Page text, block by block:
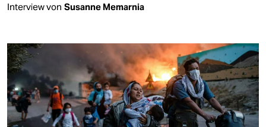
Interview von Susanne Memarnia